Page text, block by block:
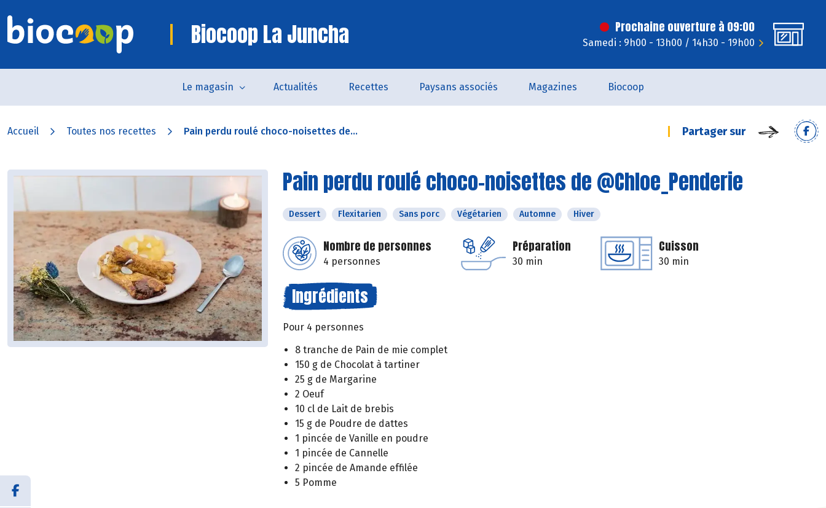
Biocoop La Juncha Prochaine ouverture à 09:00
Samedi : 9h00 - 13h00 / 14h30 - 19h00
Le magasin Actualités Recettes Paysans associés Magazines Biocoop
Accueil Toutes nos recettes Pain perdu roulé choco-noisettes de... Partager sur
Pain perdu roulé choco-noisettes de @Chloe_Penderie
Dessert Flexitarien Sans porc Végétarien Automne Hiver
Nombre de personnes
4 personnes
Préparation
30 min
Cuisson
30 min
Ingrédients
Pour 4 personnes
8 tranche de Pain de mie complet
150 g de Chocolat à tartiner
25 g de Margarine
2 Oeuf
10 cl de Lait de brebis
15 g de Poudre de dattes
1 pincée de Vanille en poudre
1 pincée de Cannelle
2 pincée de Amande effilée
5 Pomme